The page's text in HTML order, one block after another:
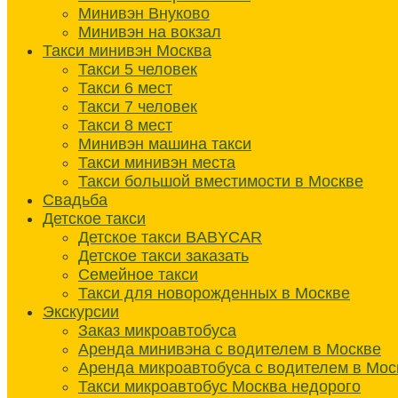
Минивэн Внуково
Минивэн на вокзал
Такси минивэн Москва
Такси 5 человек
Такси 6 мест
Такси 7 человек
Такси 8 мест
Минивэн машина такси
Такси минивэн места
Такси большой вместимости в Москве
Свадьба
Детское такси
Детское такси BABYCAR
Детское такси заказать
Семейное такси
Такси для новорожденных в Москве
Экскурсии
Заказ микроавтобуса
Аренда минивэна с водителем в Москве
Аренда микроавтобуса с водителем в
Такси микроавтобус Москва недорого